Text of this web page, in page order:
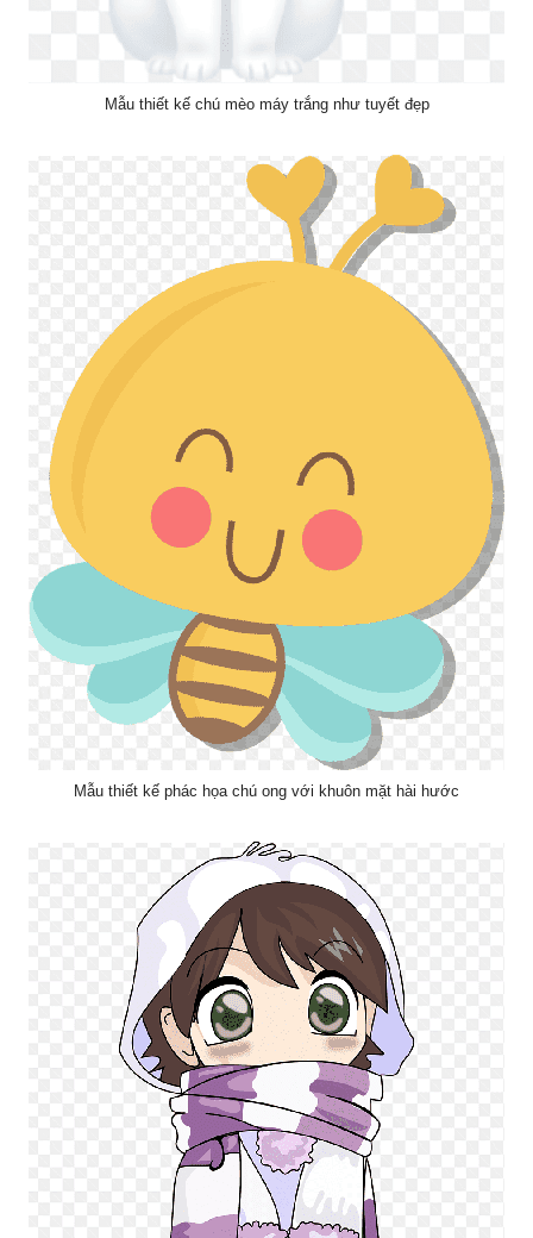
Mẫu thiết kế chú mèo máy trắng như tuyết đẹp
Mẫu thiết kế phác họa chú ong với khuôn mặt hài hước